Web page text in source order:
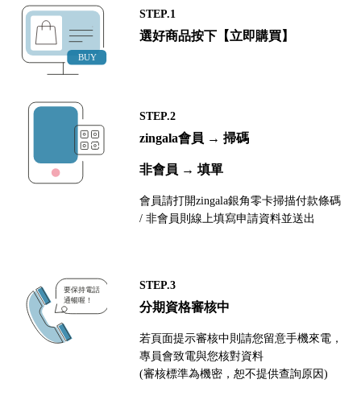
STEP.1
選好商品按下【立即購買】
STEP.2
zingala會員 → 掃碼
非會員 → 填單
會員請打開zingala銀角零卡掃描付款條碼
/ 非會員則線上填寫申請資料並送出
STEP.3
分期資格審核中
若頁面提示審核中則請您留意手機來電，
專員會致電與您核對資料
(審核標準為機密，恕不提供查詢原因)